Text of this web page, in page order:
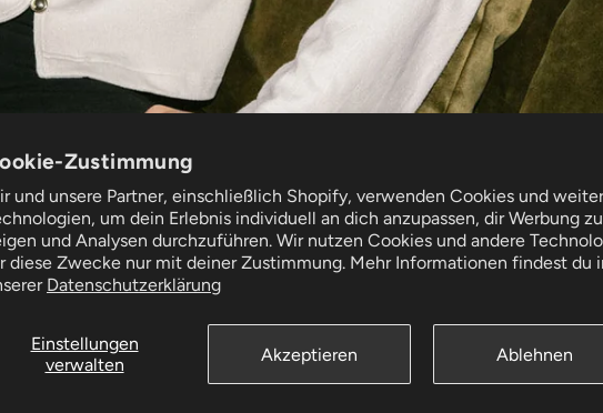
Zustimmung
und unsere Partner, einschließlich Shopify, verwenden Cookies und
um dein Erlebnis individuell an dich anzupassen, dir Werbung zu
und Analysen durchzuführen. Wir nutzen Cookies und andere
diese Zwecke nur mit deiner Zustimmung. Mehr Informationen findest du
Datenschutzerklärung
Einstellungen
verwalten
Akzeptieren Ablehnen
und Retouren
Folgen Sie uns